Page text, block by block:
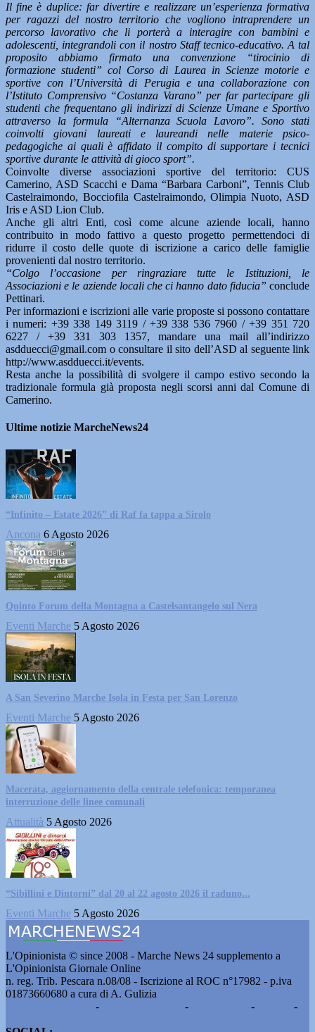
Il fine è duplice: far divertire e realizzare un’esperienza formativa
per ragazzi del nostro territorio che vogliono intraprendere un
percorso lavorativo che li porterà a interagire con bambini e
adolescenti, integrandoli con il nostro Staff tecnico-educativo. A tal
proposito abbiamo firmato una convenzione “tirocinio di
formazione studenti” col Corso di Laurea in Scienze motorie e
sportive con l’Università di Perugia e una collaborazione con
l’Istituto Comprensivo “Costanza Varano” per far partecipare gli
studenti che frequentano gli indirizzi di Scienze Umane e Sportivo
attraverso la formula “Alternanza Scuola Lavoro”. Sono stati
coinvolti giovani laureati e laureandi nelle materie psico-
pedagogiche ai quali è affidato il compito di supportare i tecnici
sportive durante le attività di gioco sport”.
Coinvolte diverse associazioni sportive del territorio: CUS
Camerino, ASD Scacchi e Dama “Barbara Carboni”, Tennis Club
Castelraimondo, Bocciofila Castelraimondo, Olimpia Nuoto, ASD
Iris e ASD Lion Club.
Anche gli altri Enti, così come alcune aziende locali, hanno
contribuito in modo fattivo a questo progetto permettendoci di
ridurre il costo delle quote di iscrizione a carico delle famiglie
provenienti dal nostro territorio.
“Colgo l’occasione per ringraziare tutte le Istituzioni, le
Associazioni e le aziende locali che ci hanno dato fiducia” conclude
Pettinari.
Per informazioni e iscrizioni alle varie proposte si possono contattare
i numeri: +39 338 149 3119 / +39 338 536 7960 / +39 351 720
6227 / +39 331 303 1357, mandare una mail all’indirizzo
asdduecci@gmail.com o consultare il sito dell’ASD al seguente link
http://www.asdduecci.it/events.
Resta anche la possibilità di svolgere il campo estivo secondo la
tradizionale formula già proposta negli scorsi anni dal Comune di
Camerino.
Ultime notizie MarcheNews24
“Infinito – Estate 2026” di Raf fa tappa a Sirolo
Ancona 6 Agosto 2026
Quinto Forum della Montagna a Castelsantangelo sul Nera
Eventi Marche 5 Agosto 2026
A San Severino Marche Isola in Festa per San Lorenzo
Eventi Marche 5 Agosto 2026
Macerata, aggiornamento della centrale telefonica: temporanea
interruzione delle linee comunali
Attualità 5 Agosto 2026
“Sibillini e Dintorni” dal 20 al 22 agosto 2026 il raduno...
Eventi Marche 5 Agosto 2026
L'Opinionista © since 2008 - Marche News 24 supplemento a
L'Opinionista Giornale Online
n. reg. Trib. Pescara n.08/08 - Iscrizione al ROC n°17982 - p.iva
01873660680 a cura di A. Gulizia
- - -
-